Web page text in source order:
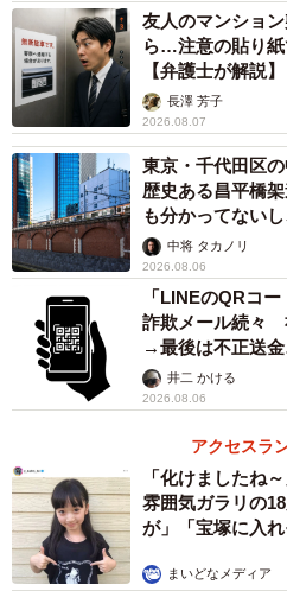
して開けにくく、開けられる前
たら防犯ブザーを鳴らすなど
です」。
※mamaro：Trim株式会社が提
また、注意喚起の投稿のあとう
けするママたちは、防犯ブザー
は電話番号登録しておくと安心
も赤ちゃんも安心して使える
続けました。
ツイートは3万リツイートと大
い。どうにかならんのかね…」
ない」「授乳室って人気のない
よね…」と多くの人が関心を寄
友人のマンショ
ら…注意の貼り紙
【弁護士が解説】
長澤 芳子
2026.08.07
東京・千代田区
歴史ある昌平橋
も分かってない
して」中将 タカノリ
2026.08.06
「LINEのQRコ
詐欺メール続々
→最後は不正送
提」の対策
井二 かける
2026.08.06
アクセスラ
「化けましたね
雰囲気ガラリの
が」「宝塚に入れ
まいどなメディア